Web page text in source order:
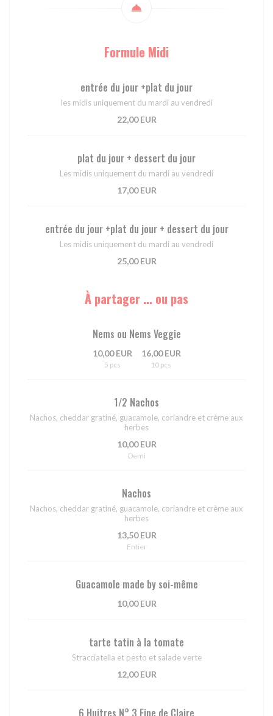
Formule Midi
entrée du jour +plat du jour
les midis uniquement du mardi au vendredi
22,00 EUR
plat du jour + dessert du jour
Les midis uniquement du mardi au vendredi
17,00 EUR
entrée du jour +plat du jour + dessert du jour
Les midis uniquement du mardi au vendredi
25,00 EUR
À partager ... ou pas
Nems ou Nems Veggie
10,00 EUR
5 pcs
16,00 EUR
10 pcs
1/2 Nachos
Nachos, cheddar gratiné, guacamole, coriandre et crème aux
herbes
10,00 EUR
Demi
Nachos
Nachos, cheddar gratiné, guacamole, coriandre et crème aux
herbes
13,50 EUR
Entier
Guacamole made by soi-même
10,00 EUR
tarte tatin à la tomate
Stracciatella et pesto et salade verte
12,00 EUR
6 Huitres N° 3 Fine de Claire